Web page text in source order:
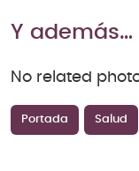
Y además…
No related
Portada Salud